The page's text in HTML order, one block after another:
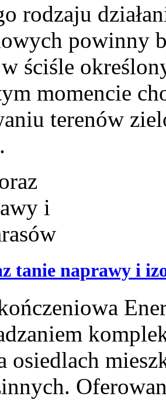
rodzaju
powinny
ściśle
momencie
terenów
tanie naprawy i
osiedlach